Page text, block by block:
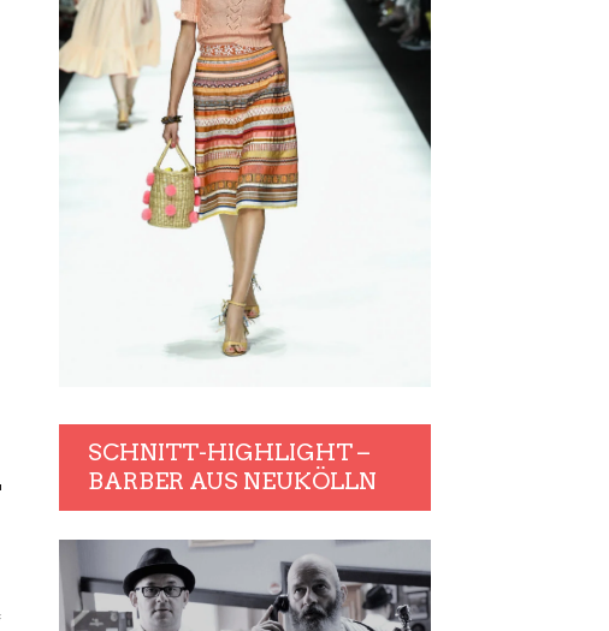
SCHNITT-HIGHLIGHT –
BARBER AUS NEUKÖLLN